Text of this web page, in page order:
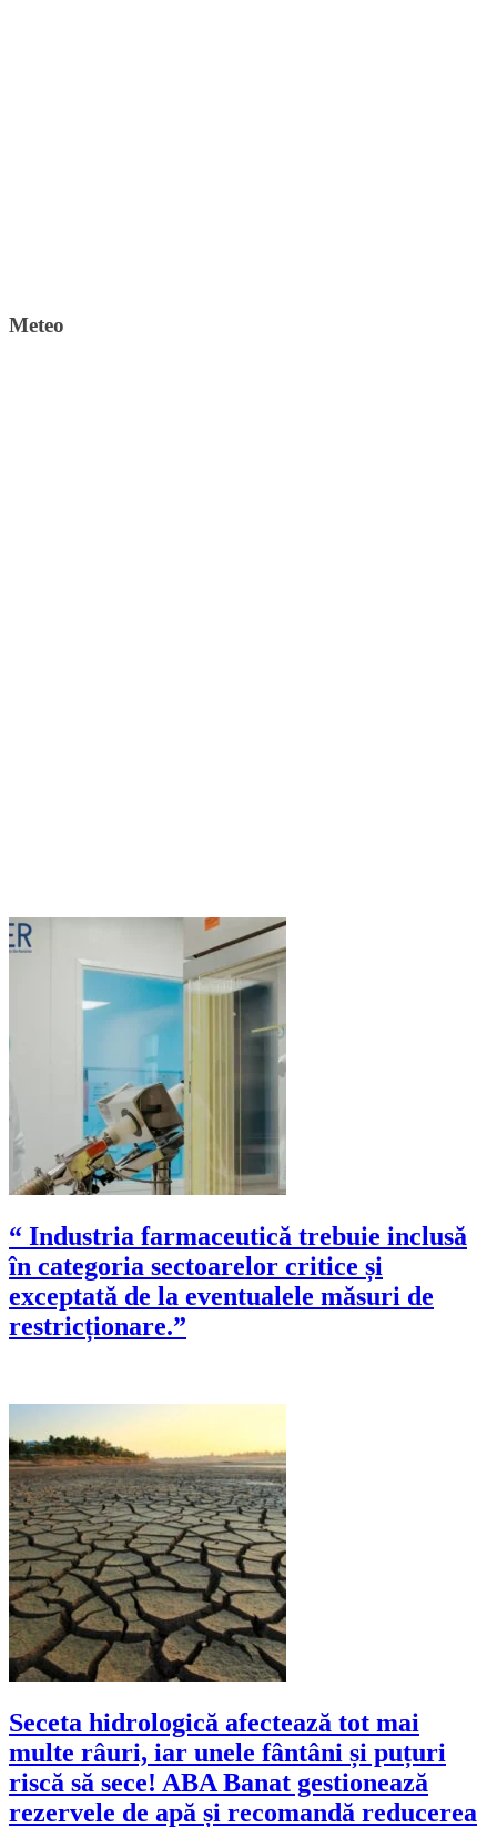
Meteo
“ Industria farmaceutică trebuie inclusă
în categoria sectoarelor critice și
exceptată de la eventualele măsuri de
restricționare.”
Seceta hidrologică afectează tot mai
multe râuri, iar unele fântâni și puțuri
riscă să sece! ABA Banat gestionează
rezervele de apă și recomandă reducerea